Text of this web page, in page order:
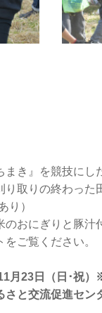
き』を競技にし
り取りの終わった
り）
おにぎりと豚汁
ご覧ください。
月23日（日･祝）
さと交流促進セン